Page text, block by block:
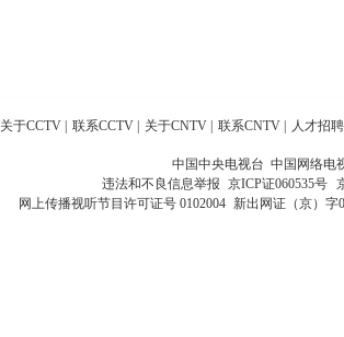
关于CCTV 联系CCTV 关于CNTV 联系CNTV 人才招聘
中国中央电视台 中国网络电
违法和不良信息举报 京ICP证060535号
网上传播视听节目许可证号 0102004 新出网证（京）